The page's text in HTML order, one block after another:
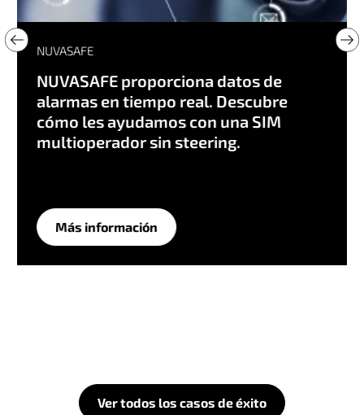
NUVASAFE
NUVASAFE proporciona datos de
alarmas en tiempo real. Descubre
cómo les ayudamos con una SIM
multioperador sin steering.
Más información
Ver todos los casos de éxito